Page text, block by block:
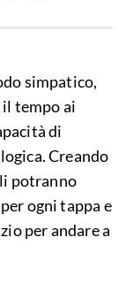
simpatico,
tempo ai
di
Creando
potranno
per ogni tappa e
per andare a